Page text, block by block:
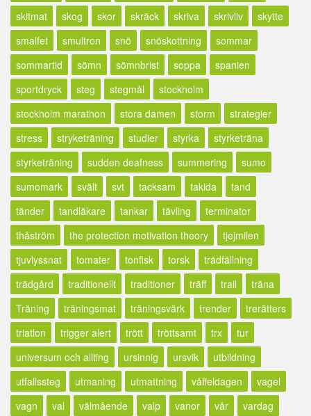
skitmat
skog skor skräck skriva skrivliv
skytte
smalfet
smultron snö snöskottning
sommar
sommartid
sömn sömnbrist soppa
spanien
sportdryck
steg stegmål
stockholm
stockholm marathon
stora damen storm
strategier
stress
stryketräning studier styrka
styrketräna
styrketräning
sudden deafness summering
sumo
sumomark
svält svt tacksam takida
tand
tänder
tandläkare tankar tävling
terminator
thåström
the protection motivation theory
tjejmilen
tjuvlyssnat
tomater tonfisk torsk
trädfällning
trädgård
traditionellt traditioner träff trail
träna
Träning
träningsmat träningsvärk trender
trerätters
triatlon
trigger alert trött tröttsamt trx
tur
universum och allting
ursinnig ursvik
utbildning
utfallssteg
utmaning utmattning våffeldagen
vagel
vagn
val välmående valp vanor vår
vardag